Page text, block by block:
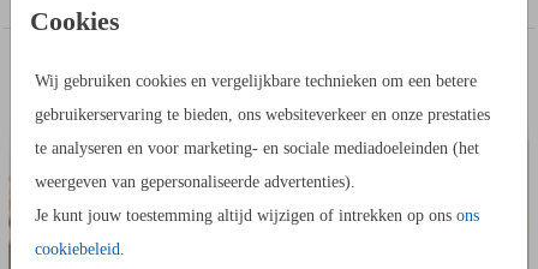
Cookies
Wij gebruiken cookies en vergelijkbare technieken om een betere
gebruikerservaring te bieden, ons websiteverkeer en onze prestaties
te analyseren en voor marketing- en sociale mediadoeleinden (het
weergeven van gepersonaliseerde advertenties).
Je kunt jouw toestemming altijd wijzigen of intrekken op ons ons
cookiebeleid.
gekozen) of 14 bij 21 cm. Maak 1 ontwerp van een
terug naar je account en open weer deze kaart in de
kaartopmaker en pas het nummer aan. Bestel zo alle
nummers die je nodig hebt.
IN DEZELFDE STIJL KUN JE DIT OOK
BESTELLENSAVE THE DATE KAART